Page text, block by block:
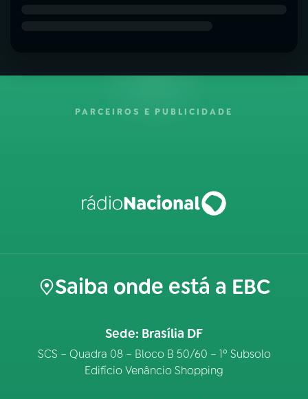
PARCEIROS E PUBLICIDADE
Saiba onde está a EBC
Sede: Brasília DF
SCS – Quadra 08 – Bloco B 50/60 – 1º Subsolo
Edifício Venâncio Shopping